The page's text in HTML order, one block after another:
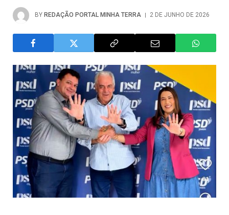
BY REDAÇÃO PORTAL MINHA TERRA 2 DE JUNHO DE 2026